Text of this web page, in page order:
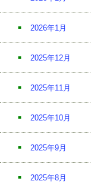
2026年1月
2025年12月
2025年11月
2025年10月
2025年9月
2025年8月